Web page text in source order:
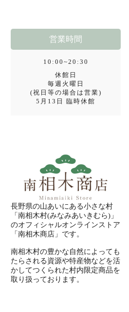
営業時間
10:00~20:30
休館日
毎週火曜日
(祝日等の場合は営業)
5月13日 臨時休館
長野県の山あいにある小さな村
「南相木村(みなみあいきむら)」
のオフィシャルオンラインストア
「南相木商店」です。
南相木村の豊かな自然によっても
たらされる資源や特産物などを活
かしてつくられた村内限定商品を
取り扱っております。